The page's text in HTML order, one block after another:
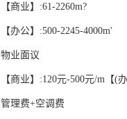
【商业】:61-2260m?
【办公】:500-2245-4000m'
物业面议
【商业】:120元-500元/m【(
管理费+空调费